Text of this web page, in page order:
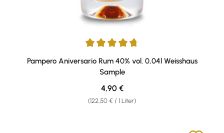
Durchschnittliche Bewertung von 4.67 von 5 Sternen
Pampero Aniversario Rum 40% vol. 0,04l Weisshaus
Sample
(122,50 € / 1 Liter)
Regulärer Preis:
4,90 €